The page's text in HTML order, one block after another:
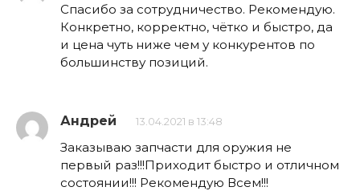
Спасибо за сотрудничество. Рекомендую.
Конкретно, корректно, чётко и быстро, да
и цена чуть ниже чем у конкурентов по
большинству позиций.
Андрей 13.04.2021 в 13:48
Заказываю запчасти для оружия не
первый раз!!!Приходит быстро и отличном
состоянии!!! Рекомендую Всем!!!